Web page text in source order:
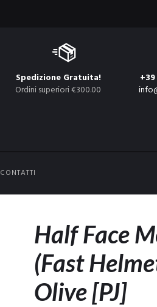
Spedizione Gratuita!
Ordini superiori €300.00
CONTATTI
Half Face
(Fast
Olive [PJ]